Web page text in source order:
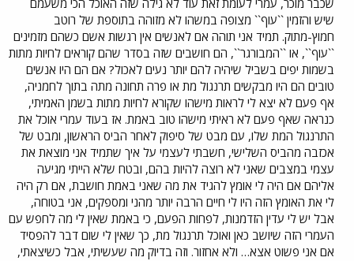
שיש והזמין ``עוף`` מצופה במשהו לא מזוהה בתוספת של רוטב
חמוץ-מתוק. תמיד אני תוהה אם לאנשים אין רגשות אשם כשהם מזמינים
``עוף``, או ``המבורגר``, הם חושבים שזה בסדר שהם קוראים לחיות מתות
בשמות יפים בשביל שיהיה להם יותר נעים לאכול? אם הם היו אנשים
טובים הם היו מבקשים תרנגול מת או פרה תחונה מתה בתוך לחמניה,
אף פעם לא יצא לי לראות מישהו שקורא לחיות מתות בשמן האמיתי,
כנראה שאף פעם לא ראיתי מישהו טוב באמת. אז בעוד עמרי אוכל את
התרנגול המת שלו, עם מבט של סיפוק לאחר הביס הראשון, ומבט של
אכזבה מהביס השלישי, חשבתי לעצמי על איך שתמיד אני מוצאת את
עצמי במצבים שאני לא רוצה להיות בהם, ובטח שלא הייתי מגיעה
אליהם אם היה לי אומץ להגיד את מה שאני באמת חושבת, אם רק היה
לי את האומץ הזה היו לי חיים הרבה יותר מהני ומספקים, אני בטוחה,
אבל יש לי עדין הזדמנות, לפחות הפעם, כי באמת שאין לי מה לחפש עם
העמרי הזה שיושב כאן ואוכל תרנגול מת, כך שאין לי שום דבר להפסיד
אם אני פשוט אצא… ולא אחזור. וזה בדיוק מה שעשיתי, אבל כשיצאתי,